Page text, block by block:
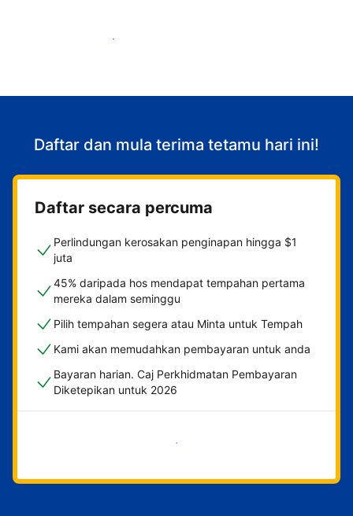
Mula mengalu-alukan tetamu
Daftar dan mula terima tetamu hari ini!
Daftar secara percuma
Perlindungan kerosakan penginapan hingga $1
juta
45% daripada hos mendapat tempahan pertama
mereka dalam seminggu
Pilih tempahan segera atau Minta untuk Tempah
Kami akan memudahkan pembayaran untuk anda
Bayaran harian. Caj Perkhidmatan Pembayaran
Diketepikan untuk 2026
Mulakan sekarang